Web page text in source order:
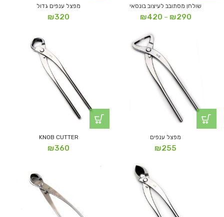
שולחן מסתובב לעיצוב בונסאי
₪290
–
₪420
עד
⁦₪420⁩
מפצל ענפים גדול
₪320
מפצל ענפים
₪255
KNOB CUTTER
₪360